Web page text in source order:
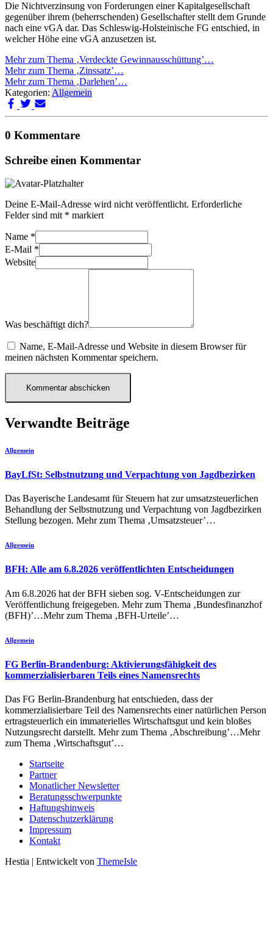
Die Nichtverzinsung von Forderungen einer Kapitalgesellschaft
gegenüber ihrem (beherrschenden) Gesellschafter stellt dem Grunde
nach eine vGA dar. Das Schleswig-Holsteinische FG entschied, in
welcher Höhe eine vGA anzusetzen ist.
Mehr zum Thema ‚Verdeckte Gewinnausschüttung’…
Mehr zum Thema ‚Zinssatz’…
Mehr zum Thema ‚Darlehen’…
Kategorien: Allgemein
0 Kommentare
Schreibe einen Kommentar
Deine E-Mail-Adresse wird nicht veröffentlicht. Erforderliche
Felder sind mit * markiert
Name *
E-Mail *
Website
Was beschäftigt dich?
Name, E-Mail-Adresse und Website in diesem Browser für
meinen nächsten Kommentar speichern.
Verwandte Beiträge
Allgemein
BayLfSt: Selbstnutzung und Verpachtung von Jagdbezirken
Das Bayerische Landesamt für Steuern hat zur umsatzsteuerlichen
Behandlung der Selbstnutzung und Verpachtung von Jagdbezirken
Stellung bezogen. Mehr zum Thema ‚Umsatzsteuer’…
Allgemein
BFH: Alle am 6.8.2026 veröffentlichten Entscheidungen
Am 6.8.2026 hat der BFH sieben sog. V-Entscheidungen zur
Veröffentlichung freigegeben. Mehr zum Thema ‚Bundesfinanzhof
(BFH)’…Mehr zum Thema ‚BFH-Urteile’…
Allgemein
FG Berlin-Brandenburg: Aktivierungsfähigkeit des
kommerzialisierbaren Teils eines Namensrechts
Das FG Berlin-Brandenburg hat entschieden, dass der
kommerzialisierbare Teil des Namensrechts einer natürlichen Person
ertragsteuerlich ein immaterielles Wirtschaftsgut und kein bloßes
Nutzungsrecht darstellt. Mehr zum Thema ‚Abschreibung’…Mehr
zum Thema ‚Wirtschaftsgut’…
Startseite
Partner
Monatlicher Newsletter
Beratungsschwerpunkte
Haftungshinweis
Datenschutzerklärung
Impressum
Kontakt
Hestia | Entwickelt von ThemeIsle